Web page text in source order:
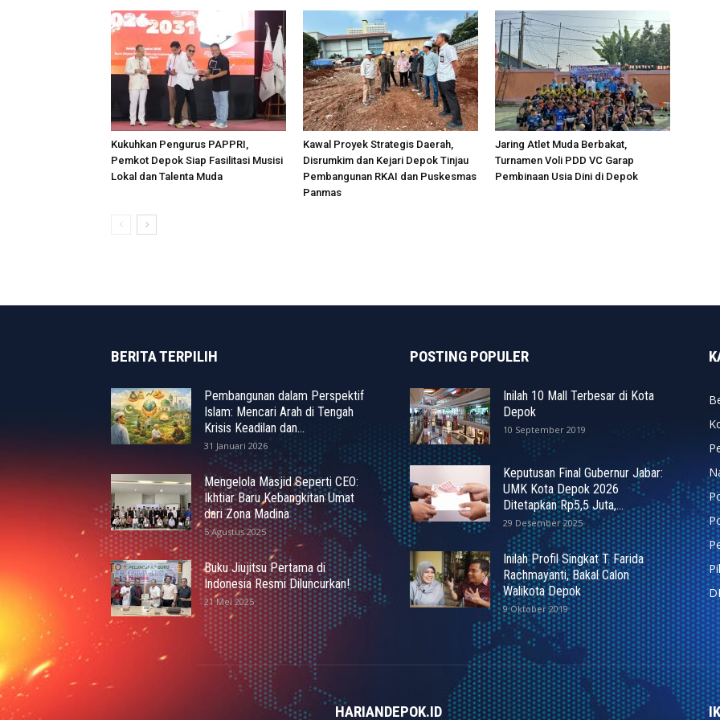
Kukuhkan Pengurus PAPPRI,
Pemkot Depok Siap Fasilitasi Musisi
Lokal dan Talenta Muda
Kawal Proyek Strategis Daerah,
Disrumkim dan Kejari Depok Tinjau
Pembangunan RKAI dan Puskesmas
Panmas
Jaring Atlet Muda Berbakat,
Turnamen Voli PDD VC Garap
Pembinaan Usia Dini di Depok
BERITA TERPILIH
Pembangunan dalam Perspektif
Islam: Mencari Arah di Tengah
Krisis Keadilan dan...
31 Januari 2026
Mengelola Masjid Seperti CEO:
Ikhtiar Baru Kebangkitan Umat
dari Zona Madina
5 Agustus 2025
Buku Jiujitsu Pertama di
Indonesia Resmi Diluncurkan!
21 Mei 2025
POSTING POPULER
Inilah 10 Mall Terbesar di Kota
Depok
10 September 2019
Keputusan Final Gubernur Jabar:
UMK Kota Depok 2026
Ditetapkan Rp5,5 Juta,...
29 Desember 2025
Inilah Profil Singkat T. Farida
Rachmayanti, Bakal Calon
Walikota Depok
9 Oktober 2019
HARIANDEPOK.ID